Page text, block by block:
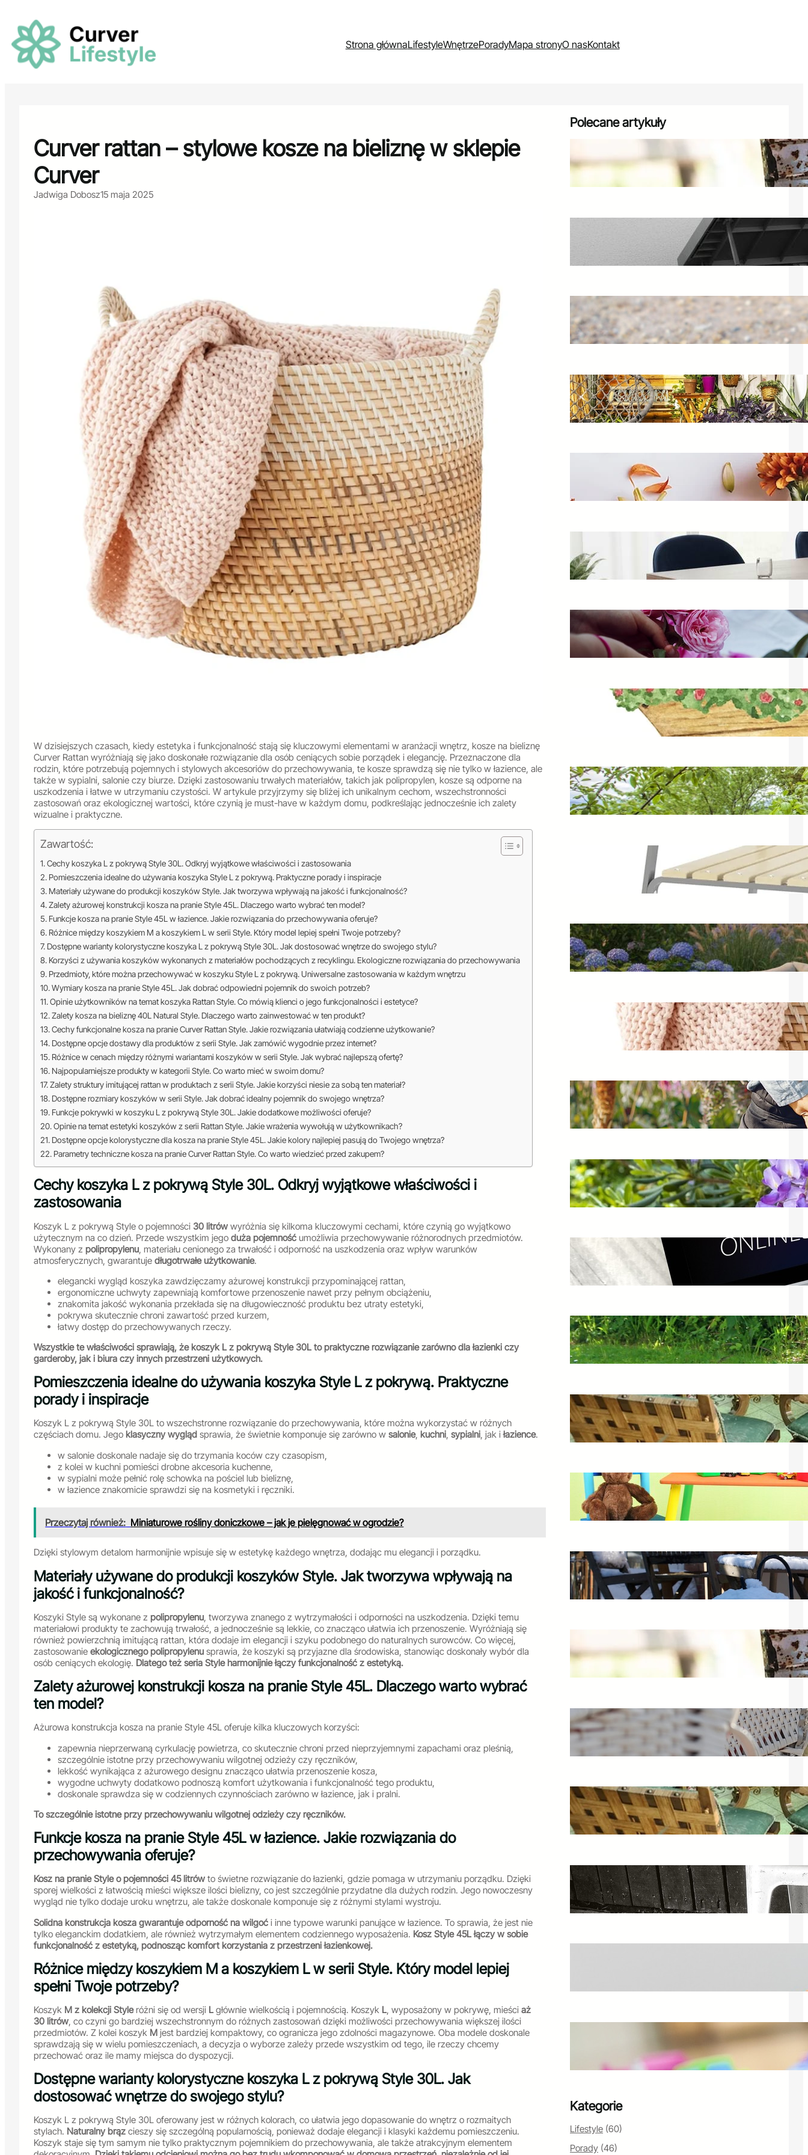
treści
Strona głównaLifestyleWnętrzePoradyMapa stronyO nasKontakt
Curver rattan – stylowe kosze na bieliznę w sklepie
Curver
Jadwiga Dobosz15 maja 2025
W dzisiejszych czasach, kiedy estetyka i funkcjonalność stają się kluczowymi elementami w aranżacji wnętrz, kosze na bieliznę
Curver Rattan wyróżniają się jako doskonałe rozwiązanie dla osób ceniących sobie porządek i elegancję. Przeznaczone dla
rodzin, które potrzebują pojemnych i stylowych akcesoriów do przechowywania, te kosze sprawdzą się nie tylko w łazience, ale
także w sypialni, salonie czy biurze. Dzięki zastosowaniu trwałych materiałów, takich jak polipropylen, kosze są odporne na
uszkodzenia i łatwe w utrzymaniu czystości. W artykule przyjrzymy się bliżej ich unikalnym cechom, wszechstronności
zastosowań oraz ekologicznej wartości, które czynią je must-have w każdym domu, podkreślając jednocześnie ich zalety
wizualne i praktyczne.
Zawartość:
Cechy koszyka L z pokrywą Style 30L. Odkryj wyjątkowe właściwości i zastosowania
Pomieszczenia idealne do używania koszyka Style L z pokrywą. Praktyczne porady i inspiracje
Materiały używane do produkcji koszyków Style. Jak tworzywa wpływają na jakość i funkcjonalność?
Zalety ażurowej konstrukcji kosza na pranie Style 45L. Dlaczego warto wybrać ten model?
Funkcje kosza na pranie Style 45L w łazience. Jakie rozwiązania do przechowywania oferuje?
Różnice między koszykiem M a koszykiem L w serii Style. Który model lepiej spełni Twoje potrzeby?
Dostępne warianty kolorystyczne koszyka L z pokrywą Style 30L. Jak dostosować wnętrze do swojego stylu?
Korzyści z używania koszyków wykonanych z materiałów pochodzących z recyklingu. Ekologiczne rozwiązania do przechowywania
Przedmioty, które można przechowywać w koszyku Style L z pokrywą. Uniwersalne zastosowania w każdym wnętrzu
Wymiary kosza na pranie Style 45L. Jak dobrać odpowiedni pojemnik do swoich potrzeb?
Opinie użytkowników na temat koszyka Rattan Style. Co mówią klienci o jego funkcjonalności i estetyce?
Zalety kosza na bieliznę 40L Natural Style. Dlaczego warto zainwestować w ten produkt?
Cechy funkcjonalne kosza na pranie Curver Rattan Style. Jakie rozwiązania ułatwiają codzienne użytkowanie?
Dostępne opcje dostawy dla produktów z serii Style. Jak zamówić wygodnie przez internet?
Różnice w cenach między różnymi wariantami koszyków w serii Style. Jak wybrać najlepszą ofertę?
Najpopularniejsze produkty w kategorii Style. Co warto mieć w swoim domu?
Zalety struktury imitującej rattan w produktach z serii Style. Jakie korzyści niesie za sobą ten materiał?
Dostępne rozmiary koszyków w serii Style. Jak dobrać idealny pojemnik do swojego wnętrza?
Funkcje pokrywki w koszyku L z pokrywą Style 30L. Jakie dodatkowe możliwości oferuje?
Opinie na temat estetyki koszyków z serii Rattan Style. Jakie wrażenia wywołują w użytkownikach?
Dostępne opcje kolorystyczne dla kosza na pranie Style 45L. Jakie kolory najlepiej pasują do Twojego wnętrza?
Parametry techniczne kosza na pranie Curver Rattan Style. Co warto wiedzieć przed zakupem?
Cechy koszyka L z pokrywą Style 30L. Odkryj wyjątkowe właściwości i
zastosowania
Koszyk L z pokrywą Style o pojemności 30 litrów wyróżnia się kilkoma kluczowymi cechami, które czynią go wyjątkowo
użytecznym na co dzień. Przede wszystkim jego duża pojemność umożliwia przechowywanie różnorodnych przedmiotów.
Wykonany z polipropylenu , materiału cenionego za trwałość i odporność na uszkodzenia oraz wpływ warunków
atmosferycznych, gwarantuje długotrwałe użytkowanie.
elegancki wygląd koszyka zawdzięczamy ażurowej konstrukcji przypominającej rattan,
ergonomiczne uchwyty zapewniają komfortowe przenoszenie nawet przy pełnym obciążeniu,
znakomita jakość wykonania przekłada się na długowieczność produktu bez utraty estetyki,
pokrywa skutecznie chroni zawartość przed kurzem,
łatwy dostęp do przechowywanych rzeczy.
Wszystkie te właściwości sprawiają, że koszyk L z pokrywą Style 30L to praktyczne rozwiązanie zarówno dla łazienki czy
garderoby, jak i biura czy innych przestrzeni użytkowych.
Pomieszczenia idealne do używania koszyka Style L z pokrywą. Praktyczne
porady i inspiracje
Koszyk L z pokrywą Style 30L to wszechstronne rozwiązanie do przechowywania, które można wykorzystać w różnych
częściach domu. Jego klasyczny wygląd sprawia, że świetnie komponuje się zarówno w salonie, kuchni, sypialni, jak iłazience.
w salonie doskonale nadaje się do trzymania koców czy czasopism,
z kolei w kuchni pomieści drobne akcesoria kuchenne,
w sypialni może pełnić rolę schowka na pościel lub bieliznę,
w łazience znakomicie sprawdzi się na kosmetyki i ręczniki.
Przeczytaj również: Miniaturowe rośliny doniczkowe – jak je pielęgnować w ogrodzie?
Dzięki stylowym detalom harmonijnie wpisuje się w estetykę każdego wnętrza, dodając mu elegancji i porządku.
Materiały używane do produkcji koszyków Style. Jak tworzywa wpływają na
jakość i funkcjonalność?
Koszyki Style są wykonane z polipropylenu, tworzywa znanego z wytrzymałości i odporności na uszkodzenia. Dzięki temu
materiałowi produkty te zachowują trwałość, a jednocześnie są lekkie, co znacząco ułatwia ich przenoszenie. Wyróżniają się
również powierzchnią imitującą rattan, która dodaje im elegancji i szyku podobnego do naturalnych surowców. Co więcej,
zastosowanie ekologicznego polipropylenu sprawia, że koszyki są przyjazne dla środowiska, stanowiąc doskonały wybór dla
osób ceniących ekologię. Dlatego też seria Style harmonijnie łączy funkcjonalność z estetyką.
Zalety ażurowej konstrukcji kosza na pranie Style 45L. Dlaczego warto wybrać
ten model?
Ażurowa konstrukcja kosza na pranie Style 45L oferuje kilka kluczowych korzyści:
zapewnia nieprzerwaną cyrkulację powietrza, co skutecznie chroni przed nieprzyjemnymi zapachami oraz pleśnią,
szczególnie istotne przy przechowywaniu wilgotnej odzieży czy ręczników,
lekkość wynikająca z ażurowego designu znacząco ułatwia przenoszenie kosza,
wygodne uchwyty dodatkowo podnoszą komfort użytkowania i funkcjonalność tego produktu,
doskonale sprawdza się w codziennych czynnościach zarówno w łazience, jak i pralni.
To szczególnie istotne przy przechowywaniu wilgotnej odzieży czy ręczników.
Funkcje kosza na pranie Style 45L w łazience. Jakie rozwiązania do
przechowywania oferuje?
Kosz na pranie Style o pojemności 45 litrów to świetne rozwiązanie do łazienki, gdzie pomaga w utrzymaniu porządku. Dzięki
sporej wielkości z łatwością mieści większe ilości bielizny, co jest szczególnie przydatne dla dużych rodzin. Jego nowoczesny
wygląd nie tylko dodaje uroku wnętrzu, ale także doskonale komponuje się z różnymi stylami wystroju.
Solidna konstrukcja kosza gwarantuje odporność na wilgoć i inne typowe warunki panujące w łazience. To sprawia, że jest nie
tylko eleganckim dodatkiem, ale również wytrzymałym elementem codziennego wyposażenia. Kosz Style 45L łączy w sobie
funkcjonalność z estetyką, podnosząc komfort korzystania z przestrzeni łazienkowej.
Różnice między koszykiem M a koszykiem L w serii Style. Który model lepiej
spełni Twoje potrzeby?
Koszyk M z kolekcji Styleróżni się od wersji L głównie wielkością i pojemnością. Koszyk L, wyposażony w pokrywę, mieści aż
30 litrów, co czyni go bardziej wszechstronnym do różnych zastosowań dzięki możliwości przechowywania większej ilości
przedmiotów. Z kolei koszyk M jest bardziej kompaktowy, co ogranicza jego zdolności magazynowe. Oba modele doskonale
sprawdzają się w wielu pomieszczeniach, a decyzja o wyborze zależy przede wszystkim od tego, ile rzeczy chcemy
przechować oraz ile mamy miejsca do dyspozycji.
Dostępne warianty kolorystyczne koszyka L z pokrywą Style 30L. Jak
dostosować wnętrze do swojego stylu?
Koszyk L z pokrywą Style 30L oferowany jest w różnych kolorach, co ułatwia jego dopasowanie do wnętrz o rozmaitych
stylach. Naturalny brąz cieszy się szczególną popularnością, ponieważ dodaje elegancji i klasyki każdemu pomieszczeniu.
Koszyk staje się tym samym nie tylko praktycznym pojemnikiem do przechowywania, ale także atrakcyjnym elementem
Polecane artykuły
Porady dotyczące renowacji
30 stycznia 2025
Skrzynia plastikowa ogrodowa –
idealna do przechowywania na
25 kwietnia 2025
Kamienie pod róże – jak ściółkować
piękne róże?
24 czerwca 2025
Aranżacje balkonowe – jak urządzić
balkon z inspiracją?
14 czerwca 2025
Kwiaty jesienne na balkon – jakie
wybrać na taras?
25 grudnia 2024
Krzesło kubełkowe – nowoczesny
wybór do jadalni
7 marca 2025
Łączenie kwiatów szydełkowych –
instrukcja krok po kroku
6 marca 2025
Keter Easy Go XL – idealny wózek
ogrodowy 62l do pracy w ogrodzie
17 lutego 2025
Tani domek ogrodowy – idealne
rozwiązanie na działkę
22 marca 2025
Czym wyczyścić białe meble
ogrodowe? Sprawdź skuteczne
metody
15 kwietnia 2025
Narożnik ogrodowy – komfortowy
mebel na taras i do ogrodu
22 czerwca 2025
Curver rattan – stylowe kosze na
bieliznę w sklepie Curver
15 maja 2025
Pojemnik na taras – jak wybrać
skrzynię ogrodową?
12 kwietnia 2025
Wisteria na balkonie – jak uprawiać
glicynię w donicy?
2 czerwca 2025
Curver sklep – najlepsze oferty w
sklepie internetowym
3 maja 2025
Leżak Curver – idealny mebel
ogrodowy na lato
18 kwietnia 2025
Curver meble ogrodowe – idealny
zestaw do Twojego ogrodu
20 lutego 2025
Stolik do zabawy dla dzieci –
edukacyjne zabawy w domu
19 maja 2025
Czy meble ogrodowe trzeba chować
na zimę? Zabezpiecz je!
4 czerwca 2025
Czym pomalować meble ogrodowe?
Porady dotyczące renowacji
13 kwietnia 2025
Leżaki technorattan – idealne leżaki
ogrodowe na lato
8 czerwca 2025
Gdzie kupić tanie meble ogrodowe?
Sprawdź zestawy na wyprzedaży
21 kwietnia 2025
Meble plastikowe ogrodowe – jak
wybrać idealne krzesło?
28 grudnia 2024
Zabawki na balkon – najlepsze
zabawki ogrodowe dla dzieci
26 października 2024
Kategorie
Lifestyle (60)
Porady (46)